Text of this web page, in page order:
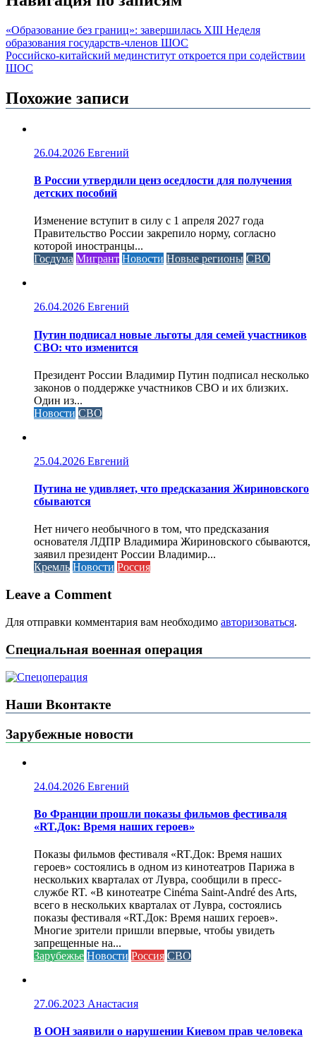
«Образование без границ»: завершилась XIII Неделя
образования государств-членов ШОС
Российско-китайский мединститут откроется при содействии
ШОС
Похожие записи
26.04.2026 Евгений
В России утвердили ценз оседлости для получения
детских пособий
Изменение вступит в силу с 1 апреля 2027 года
Правительство России закрепило норму, согласно
которой иностранцы...
Госдума Мигрант Новости Новые регионы СВО
26.04.2026 Евгений
Путин подписал новые льготы для семей участников
СВО: что изменится
Президент России Владимир Путин подписал несколько
законов о поддержке участников СВО и их близких.
Один из...
Новости СВО
25.04.2026 Евгений
Путина не удивляет, что предсказания Жириновского
сбываются
Нет ничего необычного в том, что предсказания
основателя ЛДПР Владимира Жириновского сбываются,
заявил президент России Владимир...
Кремль Новости Россия
Leave a Comment
Для отправки комментария вам необходимо авторизоваться.
Специальная военная операция
Наши Вконтакте
Зарубежные новости
24.04.2026 Евгений
Во Франции прошли показы фильмов фестиваля
«RT.Док: Время наших героев»
Показы фильмов фестиваля «RT.Док: Время наших
героев» состоялись в одном из кинотеатров Парижа в
нескольких кварталах от Лувра, сообщили в пресс-
службе RT. «В кинотеатре Cinéma Saint-André des Arts,
всего в нескольких кварталах от Лувра, состоялись
показы фестиваля «RT.Док: Время наших героев».
Многие зрители пришли впервые, чтобы увидеть
запрещенные на...
Зарубежье Новости Россия СВО
27.06.2023 Анастасия
В ООН заявили о нарушении Киевом прав человека